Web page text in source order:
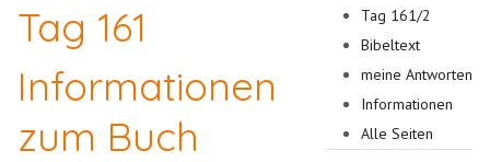
Tag 161/2
Bibeltext
meine Antworten
Informationen
Alle Seiten
Tag 161
Informationen
zum Buch